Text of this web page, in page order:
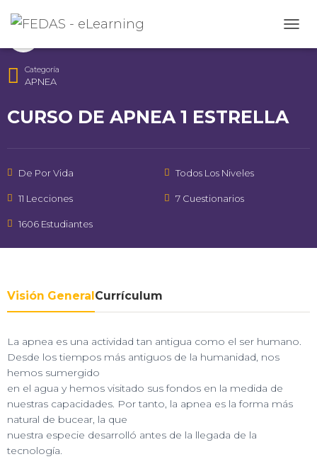
Instructor
Categoría
APNEA
CURSO DE APNEA 1 ESTRELLA
De Por Vida Todos Los Niveles
11 Lecciones 7 Cuestionarios
1606 Estudiantes
Visión GeneralCurrículum
La apnea es una actividad tan antigua como el ser humano.
Desde los tiempos más antiguos de la humanidad, nos
hemos sumergido
en el agua y hemos visitado sus fondos en la medida de
nuestras capacidades. Por tanto, la apnea es la forma más
natural de bucear, la que
nuestra especie desarrolló antes de la llegada de la
tecnología.